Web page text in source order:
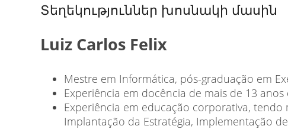
Տեղեկություններ խոսնակի մասին
Luiz Carlos Felix
Mestre em Informática, pós-graduação em
Experiência em docência de mais de 13
Experiência em educação corporativa,
Implantação da Estratégia, Implementação